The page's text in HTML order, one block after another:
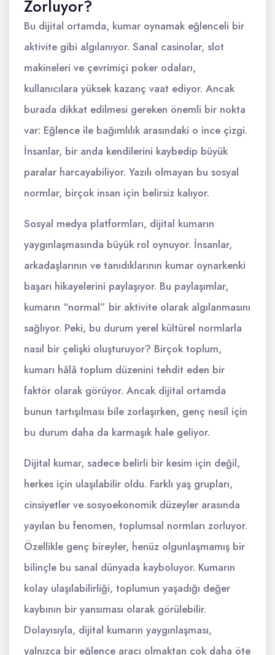
Zorluyor?
Bu dijital ortamda, kumar oynamak eğlenceli bir
aktivite gibi algılanıyor. Sanal casinolar, slot
makineleri ve çevrimiçi poker odaları,
kullanıcılara yüksek kazanç vaat ediyor. Ancak
burada dikkat edilmesi gereken önemli bir nokta
var: Eğlence ile bağımlılık arasındaki o ince çizgi.
İnsanlar, bir anda kendilerini kaybedip büyük
paralar harcayabiliyor. Yazılı olmayan bu sosyal
normlar, birçok insan için belirsiz kalıyor.
Sosyal medya platformları, dijital kumarın
yaygınlaşmasında büyük rol oynuyor. İnsanlar,
arkadaşlarının ve tanıdıklarının kumar oynarkenki
başarı hikayelerini paylaşıyor. Bu paylaşımlar,
kumarın “normal” bir aktivite olarak algılanmasını
sağlıyor. Peki, bu durum yerel kültürel normlarla
nasıl bir çelişki oluşturuyor? Birçok toplum,
kumarı hâlâ toplum düzenini tehdit eden bir
faktör olarak görüyor. Ancak dijital ortamda
bunun tartışılması bile zorlaşırken, genç nesil için
bu durum daha da karmaşık hale geliyor.
Dijital kumar, sadece belirli bir kesim için değil,
herkes için ulaşılabilir oldu. Farklı yaş grupları,
cinsiyetler ve sosyoekonomik düzeyler arasında
yayılan bu fenomen, toplumsal normları zorluyor.
Özellikle genç bireyler, henüz olgunlaşmamış bir
bilinçle bu sanal dünyada kayboluyor. Kumarın
kolay ulaşılabilirliği, toplumun yaşadığı değer
kaybının bir yansıması olarak görülebilir.
Dolayısıyla, dijital kumarın yaygınlaşması,
yalnızca bir eğlence aracı olmaktan çok daha öte